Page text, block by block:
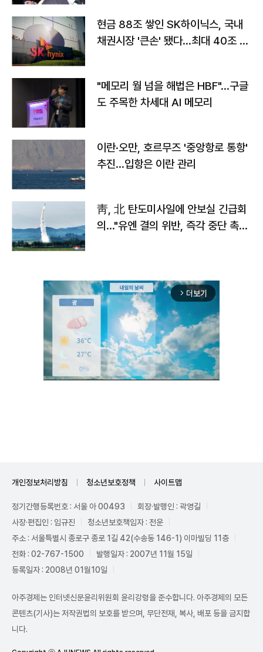
현금 88조 쌓인 SK하이닉스, 국내
채권시장 '큰손' 됐다…최대 40조 투
"메모리 월 넘을 해법은 HBF"…구글
도 주목한 차세대 AI 메모리
이란·오만, 호르무즈 '중앙항로 통항'
추진…입항은 이란 관리
靑, 北 탄도미사일에 안보실 긴급회
의…"유엔 결의 위반, 즉각 중단 촉
arrow_forward_ios 더보기
개인정보처리방침 청소년보호정책 사이트맵
정기간행등록번호 : 서울 아 00493
회장·발행인 : 곽영길
사장·편집인 : 임규진
청소년보호책임자 : 전운
주소 : 서울특별시 종로구 종로 1길 42(수송동 146-1) 이마빌딩 11층
전화 : 02-767-1500
발행일자 : 2007년 11월 15일
등록일자 : 2008년 01월10일
아주경제는 인터넷신문윤리위원회 윤리강령을 준수합니다. 아주경제의 모든
콘텐츠(기사)는 저작권법의 보호를 받으며, 무단전재, 복사, 배포 등을 금지합
니다.